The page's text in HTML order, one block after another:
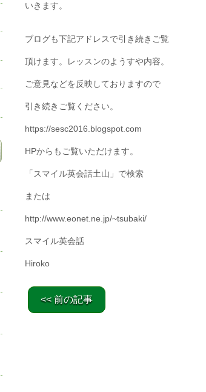
いきます。
ブログも下記アドレスで引き続きご覧
頂けます。レッスンのようすや内容。
ご意見などを反映しておりますので
引き続きご覧ください。
https://sesc2016.blogspot.com
HPからもご覧いただけます。
「スマイル英会話土山」で検索
または
http://www.eonet.ne.jp/~tsubaki/
スマイル英会話
Hiroko
<< 前の記事